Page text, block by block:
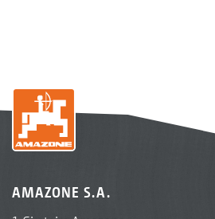
AMAZONE S.A.